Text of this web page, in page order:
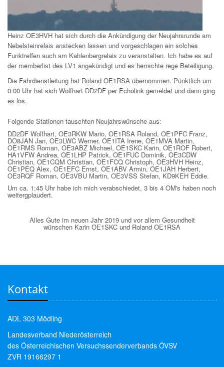
Heinz OE3HVH hat sich durch die Ankündigung der Neujahrsrunde am
Nebelsteinrelais anstecken lassen und vorgeschlagen ein solches
Funktreffen auch am Kahlenbergrelais zu veranstalten. Ich habe es auf
der memberlist des LV1 angekündigt und es herrschte rege Beteiligung.
Die Fahrdienstleitung hat Roland OE1RSA übernommen. Pünktlich um
0:00 Uhr hat sich Wolfhart DD2DF per Echolink gemeldet und dann ging
es los.
Folgende Stationen tauschten Neujahrswünsche aus:
DD2DF Wolfhart, OE3RKW Mario, OE1RSA Roland, OE1PFC Franz,
DO8JAN Jan, OE3LWC Werner, OE1ITA Irene, OE1MVA Martin,
OE1RMS Roman, OE3ABZ Michael, OE1SKC Karin, OE1ROF Robert,
HA1VFW Andrea, OE1LHP Patrick, OE1FUC Dominik, OE3CDW
Christian, OE1CQM Christian, OE1FCQ Christoph, OE3HVH Heinz,
OE1PEQ Alex, OE1EFC Ernst, OE1ABV Armin, OE1JAH Herbert,
OE3RQF Roman, OE3VBU Martin, OE3VSS Stefan, KD9KEH Eddie.
Um ca. 1:45 Uhr habe ich mich verabschiedet, 3 bis 4 OM's haben noch
weitergplaudert.
Alles Gute im neuen Jahr 2019 und vor allem Gesundheit
wünschen Karin OE1SKC und Roland OE1RSA
Kontakt
ADL 303 Mödling
Landesverband Niederösterreich
des Österreichischen Versuchssenderverbands ÖVSV
ZVR 19166297 1